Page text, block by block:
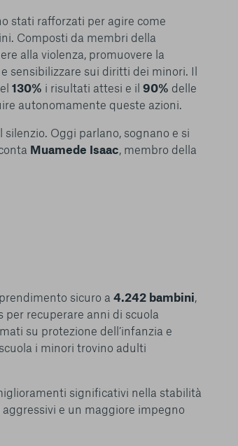
di
di
stati rafforzati per agire come
Composti da membri della
alla violenza, promuovere la
sensibilizzare sui diritti dei minori. Il
130% i risultati attesi e il 90% delle
autonomamente queste azioni.
Oggi parlano, sognano e si
Muamede Isaac, membro della
sicuro a 4.242 bambini,
per recuperare anni di scuola
su protezione dell’infanzia e
i minori trovino adulti
significativi nella stabilità
e un maggiore impegno